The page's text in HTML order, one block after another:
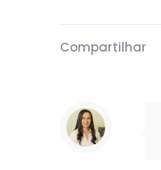
Compartilhar